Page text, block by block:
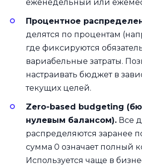
еженедельный или
Процентное
делятся по процентам
где фиксируются
вариабельные затраты.
настраивать бюджет в
текущих целей.
Zero-based budgeting
нулевым балансом). Все
распределяются заранее
сумма 0 означает полный
Используется чаще в